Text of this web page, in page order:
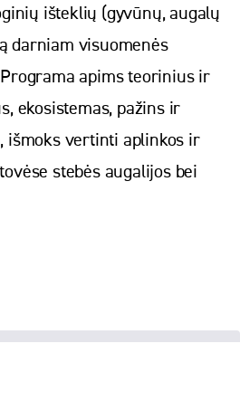
išteklių (gyvūnų, augalų
darniam visuomenės
apims teorinius ir
ekosistemas, pažins ir
išmoks vertinti aplinkos ir
stebės augalijos bei